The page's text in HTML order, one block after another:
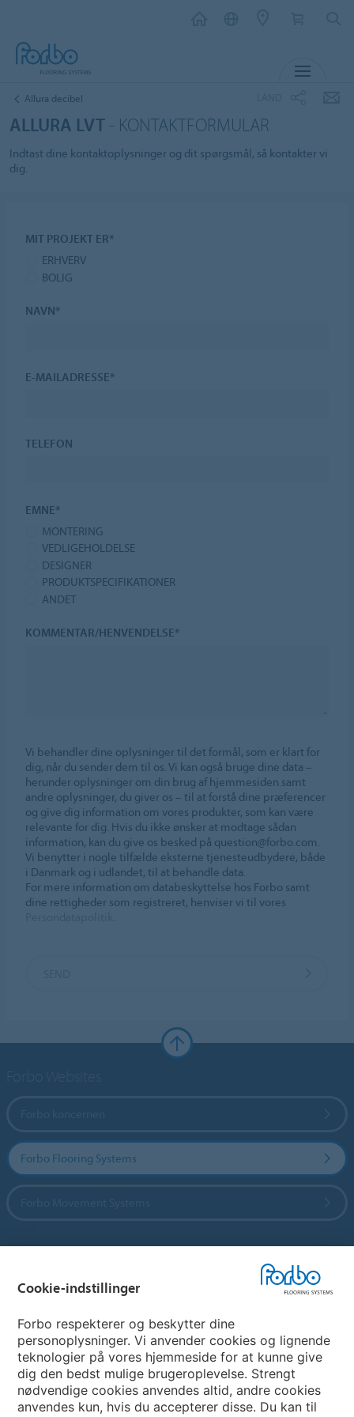
Allura decibel
ALLURA LVT - KONTAKTFORMULAR
Indtast dine kontaktoplysninger og dit spørgsmål, så kontakter vi
dig.
MIT PROJEKT ER*
ERHVERV
BOLIG
NAVN*
E-MAILADRESSE*
TELEFON
EMNE*
MONTERING
VEDLIGEHOLDELSE
DESIGNER
PRODUKTSPECIFIKATIONER
ANDET
KOMMENTAR/HENVENDELSE*
Vi behandler dine oplysninger til det formål, som er klart for
dig, når du sender dem til os. Vi kan også bruge dine data –
herunder oplysninger om din brug af hjemmesiden samt
andre oplysninger, du giver os – til at forstå dine præferencer
og give dig information om vores produkter, som kan være
relevante for dig. Hvis du ikke ønsker at modtage sådan
information, kan du give os besked på question@forbo.com.
Vi benytter i nogle tilfælde eksterne tjenesteudbydere, både
i Danmark og i udlandet, til at behandle data.
For mere information om databeskyttelse hos Forbo samt
dine rettigheder som registreret, henviser vi til vores
.
Forbo Flooring Systems
My Forbo
Nuway entrance systems
Cookie-indstillinger
Forbo respekterer og beskytter dine
personoplysninger. Vi anvender cookies og lignende
teknologier på vores hjemmeside for at kunne give
dig den bedst mulige brugeroplevelse. Strengt
nødvendige cookies anvendes altid, andre cookies
anvendes kun, hvis du accepterer disse. Du kan til